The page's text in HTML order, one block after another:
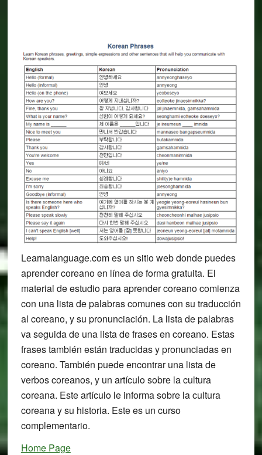
Learnalanguage.com es un sitio web donde puedes
aprender coreano en línea de forma gratuita. El
material de estudio para aprender coreano comienza
con una lista de palabras comunes con su traducción
al coreano, y su pronunciación. La lista de palabras
va seguida de una lista de frases en coreano. Estas
frases también están traducidas y pronunciadas en
coreano. También puede encontrar una lista de
verbos coreanos, y un artículo sobre la cultura
coreana. Este artículo le informa sobre la cultura
coreana y su historia. Este es un curso
complementario.
Home Page